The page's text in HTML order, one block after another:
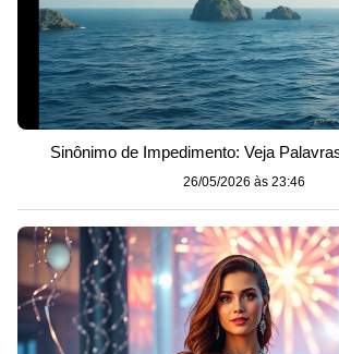
Sinônimo de Impedimento: Veja
26/05/2026 às 23:46